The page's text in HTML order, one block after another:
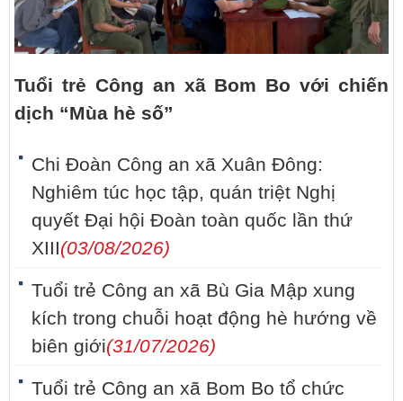
Tuổi trẻ Công an xã Bom Bo với chiến
dịch “Mùa hè số”
Chi Đoàn Công an xã Xuân Đông:
Nghiêm túc học tập, quán triệt Nghị
quyết Đại hội Đoàn toàn quốc lần thứ
XIII(03/08/2026)
Tuổi trẻ Công an xã Bù Gia Mập xung
kích trong chuỗi hoạt động hè hướng về
biên giới(31/07/2026)
Tuổi trẻ Công an xã Bom Bo tổ chức